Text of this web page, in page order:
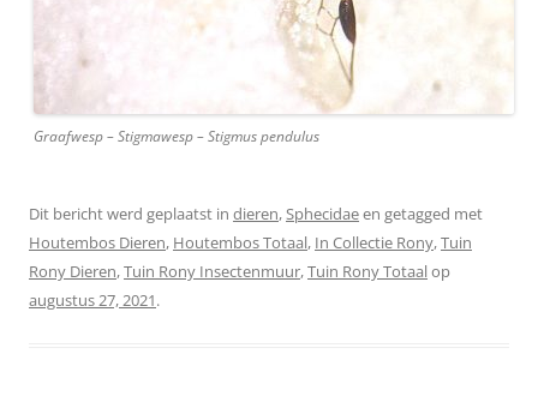
Graafwesp – Stigmawesp – Stigmus pendulus
Dit bericht werd geplaatst in dieren,Sphecidaeen getagged met
Houtembos Dieren, Houtembos Totaal, In Collectie Rony,Tuin
Rony Dieren,Tuin Rony Insectenmuur,Tuin Rony Totaalop
augustus 27, 2021.